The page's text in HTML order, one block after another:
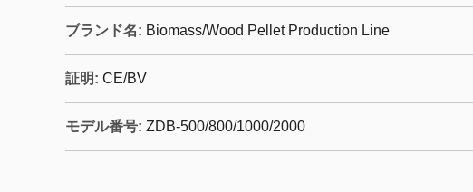
ブランド名: Biomass/Wood Pellet Production Line
証明: CE/BV
モデル番号: ZDB-500/800/1000/2000